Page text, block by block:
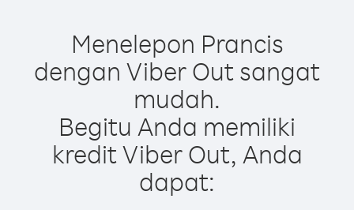
Menelepon Prancis
dengan Viber Out sangat
mudah.
Begitu Anda memiliki
kredit Viber Out, Anda
dapat: